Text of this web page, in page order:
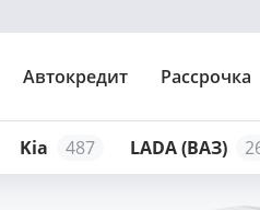
Автокредит Рассрочка
Kia 487 LADA (ВАЗ)